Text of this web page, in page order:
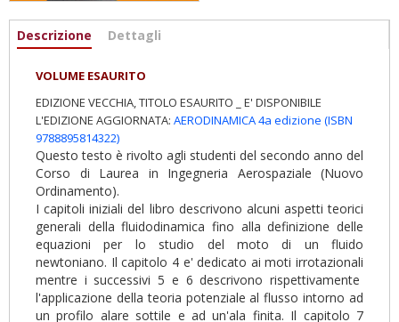
Informazioni
Descrizione (active
Dettagli
VOLUME ESAURITO
EDIZIONE VECCHIA, TITOLO ESAURITO _ E' DISPONIBILE
L'EDIZIONE AGGIORNATA: AERODINAMICA 4a edizione (ISBN
9788895814322)
Questo testo è rivolto agli studenti del secondo anno del
Corso di Laurea in Ingegneria Aerospaziale (Nuovo
Ordinamento).
I capitoli iniziali del libro descrivono alcuni aspetti teorici
generali della fluidodinamica fino alla definizione delle
equazioni per lo studio del moto di un fluido
newtoniano. Il capitolo 4 e' dedicato ai moti irrotazionali
mentre i successivi 5 e 6 descrivono rispettivamente
l'applicazione della teoria potenziale al flusso intorno ad
un profilo alare sottile e ad un'ala finita. Il capitolo 7